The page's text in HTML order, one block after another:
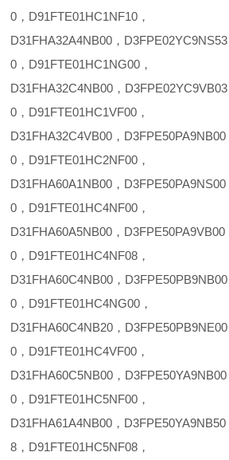
0，D91FTE01HC1NF10，
D31FHA32A4NB00，
0，D91FTE01HC1NG00，
D31FHA32C4NB00，
0，D91FTE01HC1VF00，
D31FHA32C4VB00，
0，D91FTE01HC2NF00，
D31FHA60A1NB00，
0，D91FTE01HC4NF00，
D31FHA60A5NB00，
0，D91FTE01HC4NF08，
D31FHA60C4NB00，
0，D91FTE01HC4NG00，
D31FHA60C4NB20，
0，D91FTE01HC4VF00，
D31FHA60C5NB00，
0，D91FTE01HC5NF00，
D31FHA61A4NB00，
8，D91FTE01HC5NF08，